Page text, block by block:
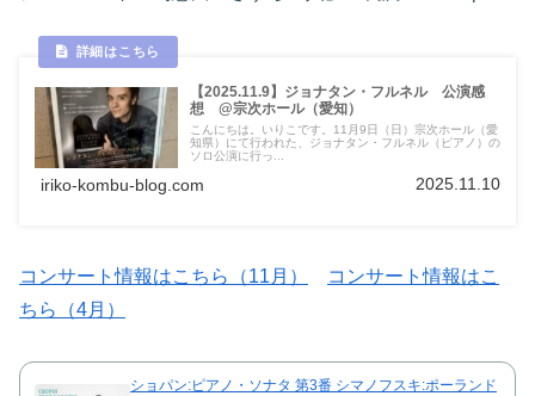
【2025.11.9】ジョナタン・フルネル 公演感
想 @宗次ホール（愛知）
こんにちは。いりこです。11月9日（日）宗次ホール（愛
知県）にて行われた、ジョナタン・フルネル（ピアノ）の
ソロ公演に行っ...
iriko-kombu-blog.com 2025.11.10
コンサート情報はこちら（11月）
コンサート情報はこ
ちら（4月）
ショパン:ピアノ・ソナタ 第3番 シマノフスキ:ポーランド